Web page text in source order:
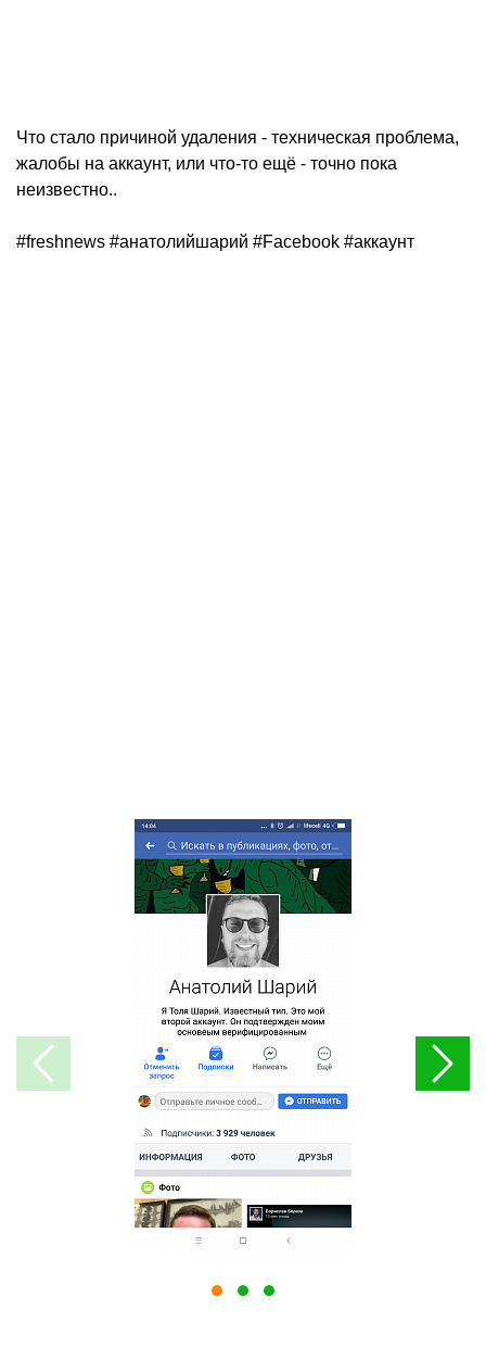
Что стало причиной удаления - техническая проблема,
жалобы на аккаунт, или что-то ещё - точно пока
неизвестно..
#freshnews #анатолийшарий #Facebook #аккаунт